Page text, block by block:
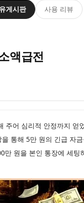
게시판 사용 리뷰
액급전
어 심리적 안정까지 얻
통해 5만 원의 긴급 자
만 원을 본인 통장에 세팅